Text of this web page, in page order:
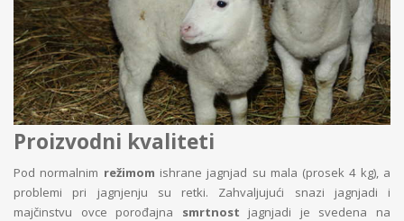
Proizvodni kvaliteti
Pod normalnim režimom ishrane jagnjad su mala (prosek 4 kg), a
problemi pri jagnjenju su retki. Zahvaljujući snazi jagnjadi i
majčinstvu ovce porođajna
smrtnost
jagnjadi je svedena na